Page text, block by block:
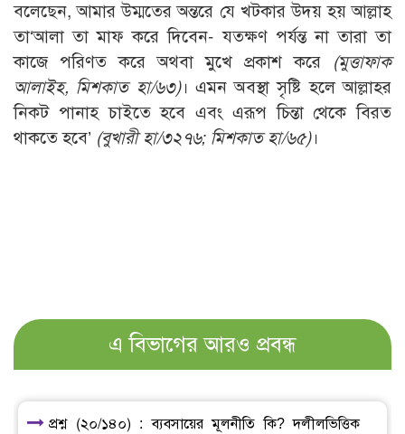
বলেছেন, আমার উম্মতের অন্তরে যে খটকার উদয় হয় আল্লাহ
তা‘আলা তা মাফ করে দিবেন- যতক্ষণ পর্যন্ত না তারা তা
কাজে পরিণত করে অথবা মুখে প্রকাশ করে (মুত্তাফাক
আলাইহ, মিশকাত হা/৬৩)। এমন অবস্থা সৃষ্টি হলে আল্লাহর
নিকট পানাহ চাইতে হবে এবং এরূপ চিন্তা থেকে বিরত
থাকতে হবে’ (বুখারী হা/৩২৭৬; মিশকাত হা/৬৫)।
এ বিভাগের আরও প্রবন্ধ
প্রশ্ন (২০/১৪০) : ব্যবসায়ের মূলনীতি কি? দলীলভিত্তিক